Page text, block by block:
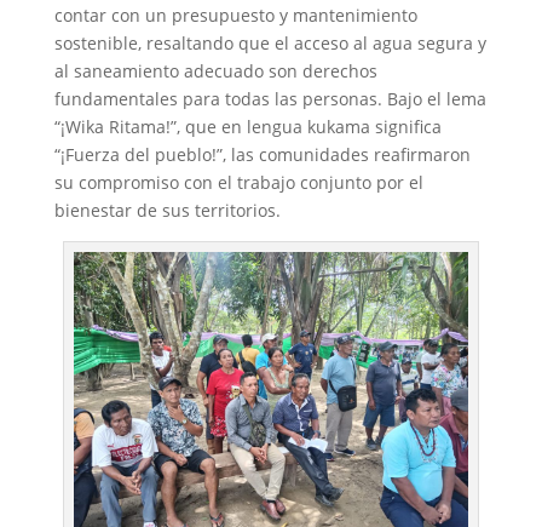
contar con un presupuesto y mantenimiento
sostenible, resaltando que el acceso al agua segura y
al saneamiento adecuado son derechos
fundamentales para todas las personas. Bajo el lema
“¡Wika Ritama!”, que en lengua kukama significa
“¡Fuerza del pueblo!”, las comunidades reafirmaron
su compromiso con el trabajo conjunto por el
bienestar de sus territorios.